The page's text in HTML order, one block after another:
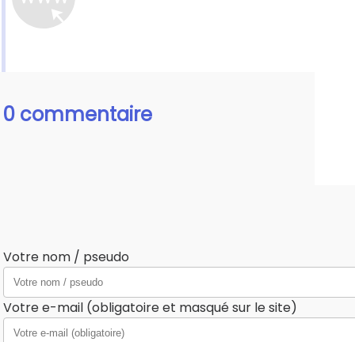
0 commentaire
Votre nom / pseudo
Votre e-mail (obligatoire et masqué sur le site)